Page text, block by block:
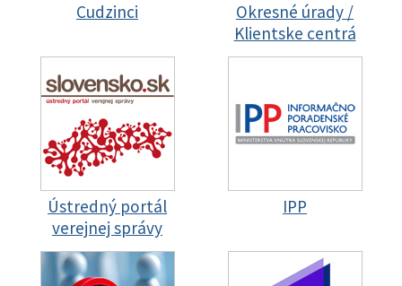
Cudzinci
Okresné úrady /
Klientske centrá
Ústredný portál
verejnej správy
IPP